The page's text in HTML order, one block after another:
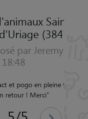
Saint-
le 30-
pleine forme
" Suivant